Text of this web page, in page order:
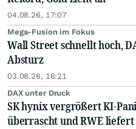
04.08.26, 17:07
Mega-Fusion im Fokus
Wall Street schnellt hoch,
Absturz
03.08.26, 16:21
DAX unter Druck
SK hynix vergrößert KI-
überrascht und RWE